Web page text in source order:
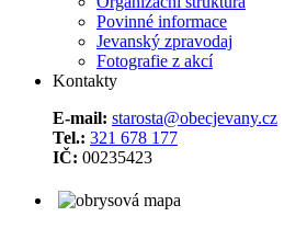
Povinné informace
Jevanský zpravodaj
Fotografie z akcí
Kontakty
E-mail: starosta@obecjevany.cz
Tel.: 321 678 177
IČ: 00235423